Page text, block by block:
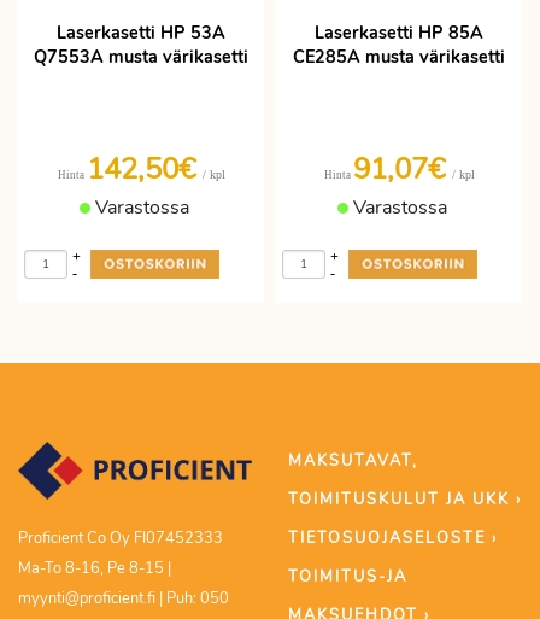
Laserkasetti HP 53A
Q7553A musta värikasetti
Hinta 142,50€ / kpl
Varastossa
-
+
Laserkasetti HP 85A
CE285A musta värikasetti
Hinta 91,07€ / kpl
Varastossa
-
+
Proficient Co Oy FI07452333
Ma-To 8-16, Pe 8-15 |
myynti@proficient.fi | Puh: 050
MAKSUTAVAT,
TOIMITUSKULUT JA UKK ›
TIETOSUOJASELOSTE ›
TOIMITUS-JA